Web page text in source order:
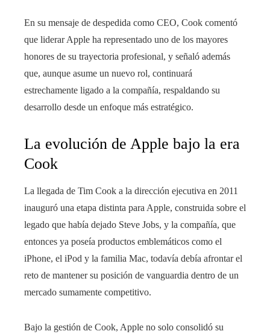
En su mensaje de despedida como CEO, Cook comentó
que liderar Apple ha representado uno de los mayores
honores de su trayectoria profesional, y señaló además
que, aunque asume un nuevo rol, continuará
estrechamente ligado a la compañía, respaldando su
desarrollo desde un enfoque más estratégico.
La evolución de Apple bajo la era
Cook
La llegada de Tim Cook a la dirección ejecutiva en 2011
inauguró una etapa distinta para Apple, construida sobre el
legado que había dejado Steve Jobs, y la compañía, que
entonces ya poseía productos emblemáticos como el
iPhone, el iPod y la familia Mac, todavía debía afrontar el
reto de mantener su posición de vanguardia dentro de un
mercado sumamente competitivo.
Bajo la gestión de Cook, Apple no solo consolidó su